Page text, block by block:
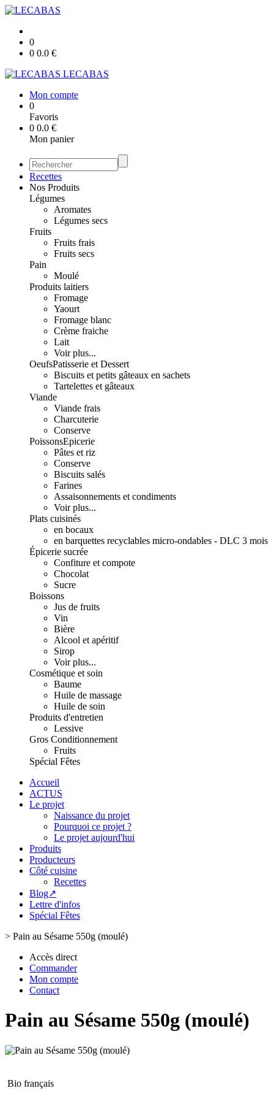
0
0 0.0 €
LECABAS
Mon compte
0
Favoris
0 0.0 €
Mon panier
Recettes
Nos Produits
Légumes
Aromates
Légumes secs
Fruits
Fruits frais
Fruits secs
Pain
Moulé
Produits laitiers
Fromage
Yaourt
Fromage blanc
Crème fraiche
Lait
Voir plus...
OeufsPatisserie et Dessert
Biscuits et petits gâteaux en sachets
Tartelettes et gâteaux
Viande
Viande frais
Charcuterie
Conserve
PoissonsEpicerie
Pâtes et riz
Conserve
Biscuits salés
Farines
Assaisonnements et condiments
Voir plus...
Plats cuisinés
en bocaux
en barquettes recyclables micro-ondables - DLC 3 mois
Épicerie sucrée
Confiture et compote
Chocolat
Sucre
Boissons
Jus de fruits
Vin
Bière
Alcool et apéritif
Sirop
Voir plus...
Cosmétique et soin
Baume
Huile de massage
Huile de soin
Produits d'entretien
Lessive
Gros Conditionnement
Fruits
Spécial Fêtes
Accueil
ACTUS
Le projet
Naissance du projet
Pourquoi ce projet ?
Le projet aujourd'hui
Produits
Producteurs
Côté cuisine
Recettes
Blog↗
Lettre d'infos
Spécial Fêtes
> Pain au Sésame 550g (moulé)
Accès direct
Commander
Mon compte
Contact
Pain au Sésame 550g (moulé)
Bio français